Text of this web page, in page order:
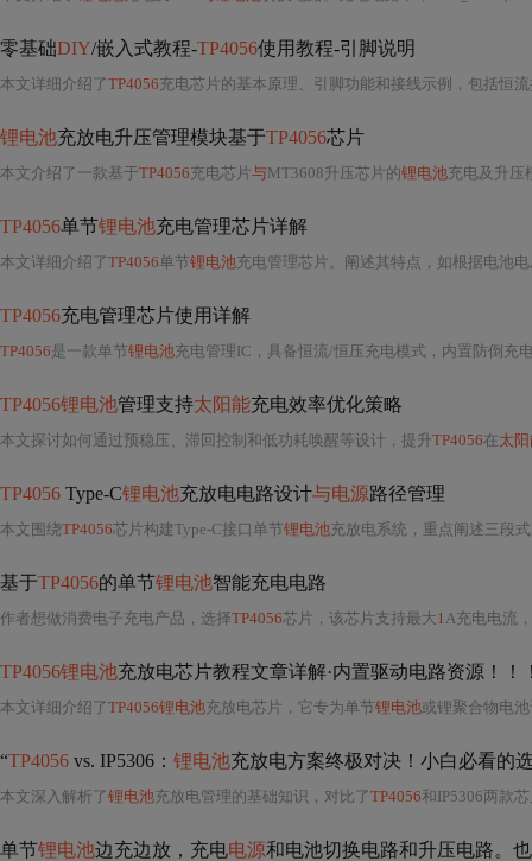
零基础DIY/嵌入式教程-TP4056使用教程-引脚说明
本文详细介绍了TP4056充电芯片的基本原理、引脚功能和接线示例，包括恒流控制、充电状态指示以及3D
锂电池充放电升压管理模块基于TP4056芯片
本文介绍了一款基于TP4056充电芯片与MT3608升压芯片的锂电池充电及升压模块的设计。
TP4056单节锂电池充电管理芯片详解
本文详细介绍了TP4056单节锂电池充电管理芯片。阐述其特点，如根据电池电压调整参数、软启动等；说明了充电过程、电流
TP4056充电管理芯片使用详解
TP4056是一款单节锂电池充电管理IC，具备恒流/恒压充电模式，内置防倒充电路。充电过程包括预充、恒流、恒压阶段，
TP4056锂电池管理支持太阳能充电效率优化策略
本文探讨如何通过预稳压、滞回控制和低功耗唤醒等设计，提升TP4056在太
TP4056 Type-C锂电池充放电电路设计与电源路径管理
本文围绕TP4056芯片构建Type-C接口单节锂电池充放电系统，重点阐述三段式充电机制、5V
基于TP4056的单节锂电池智能充电电路
作者想做消费电子充电产品，选择TP4056芯片，该芯片支持最大1A充电电流，有恒流和涓流充电模式。
TP4056锂电池充放电芯片教程文章详解·内置驱动电路资源！！
本文详细介绍了TP4056锂电池充放电芯片，它专为单节锂电池或锂聚合物电池设计，充电电流
“TP4056 vs. IP5306： 锂电池充放电方案终极对决！小白必看的
本文深入解析了锂电池充放电管理的基础知识，对比了TP4056和IP5306两款
单节锂电池边充边放，充电电源和电池切换电路和升压电路。也是